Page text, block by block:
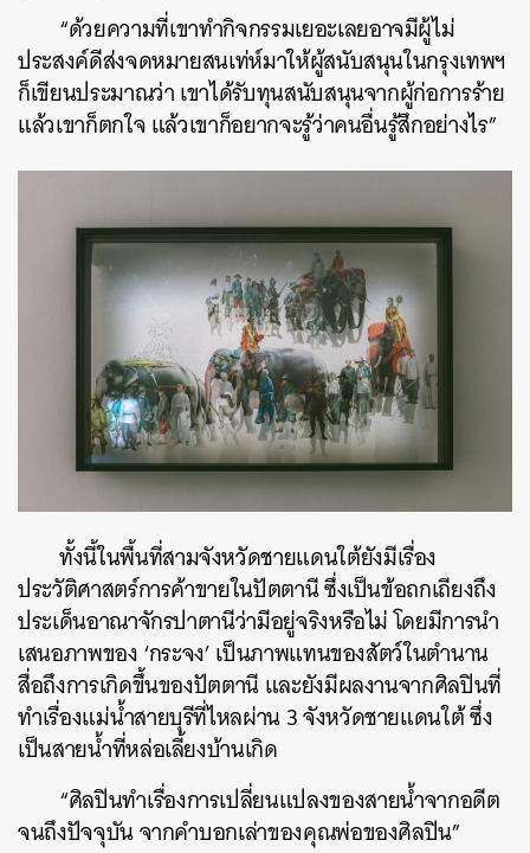
“ด้วยความที่เขาทำกิจกรรมเยอะเลยอาจมีผู้ไม่
ประสงค์ดีส่งจดหมายสนเท่ห์มาให้ผู้สนับสนุนในกรุงเทพฯ
ก็เขียนประมาณว่า เขาได้รับทุนสนับสนุนจากผู้ก่อการร้าย
แล้วเขาก็ตกใจ แล้วเขาก็อยากจะรู้ว่าคนอื่นรู้สึกอย่างไร”
ทั้งนี้ในพื้นที่สามจังหวัดชายแดนใต้ยังมีเรื่อง
ประวัติศาสตร์การค้าขายในปัตตานี ซึ่งเป็นข้อถกเถียงถึง
ประเด็นอาณาจักรปาตานีว่ามีอยู่จริงหรือไม่ โดยมีการนำ
เสนอภาพของ ‘กระจง’ เป็นภาพแทนของสัตว์ในตำนาน
สื่อถึงการเกิดขึ้นของปัตตานี และยังมีผลงานจากศิลปินที่
ทำเรื่องแม่น้ำสายบุรีที่ไหลผ่าน 3 จังหวัดชายแดนใต้ ซึ่ง
เป็นสายน้ำที่หล่อเลี้ยงบ้านเกิด
“ศิลปินทำเรื่องการเปลี่ยนแปลงของสายน้ำจากอดีต
จนถึงปัจจุบัน จากคำบอกเล่าของคุณพ่อของศิลปิน”